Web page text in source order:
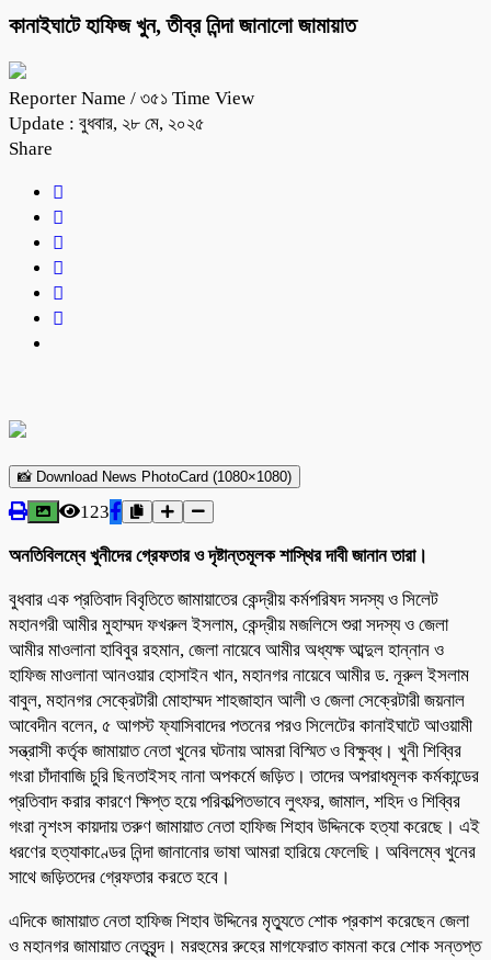
কানাইঘাটে হাফিজ খুন, তীব্র নিন্দা জানালো জামায়াত
Reporter Name / ৩৫১ Time View
Update : বুধবার, ২৮ মে, ২০২৫
Share
📸 Download News PhotoCard (1080×1080)
123
অনতিবিলম্বে খুনীদের গ্রেফতার ও দৃষ্টান্তমূলক শাস্থির দাবী জানান তারা।
বুধবার এক প্রতিবাদ বিবৃতিতে জামায়াতের কেন্দ্রীয় কর্মপরিষদ সদস্য ও সিলেট
মহানগরী আমীর মুহাম্মদ ফখরুল ইসলাম, কেন্দ্রীয় মজলিসে শুরা সদস্য ও জেলা
আমীর মাওলানা হাবিবুর রহমান, জেলা নায়েবে আমীর অধ্যক্ষ আব্দুল হান্নান ও
হাফিজ মাওলানা আনওয়ার হোসাইন খান, মহানগর নায়েবে আমীর ড. নূরুল ইসলাম
বাবুল, মহানগর সেক্রেটারী মোহাম্মদ শাহজাহান আলী ও জেলা সেক্রেটারী জয়নাল
আবেদীন বলেন, ৫ আগস্ট ফ্যাসিবাদের পতনের পরও সিলেটের কানাইঘাটে আওয়ামী
সন্ত্রাসী কর্তৃক জামায়াত নেতা খুনের ঘটনায় আমরা বিস্মিত ও বিক্ষুব্ধ। খুনী শিব্বির
গংরা চাঁদাবাজি চুরি ছিনতাইসহ নানা অপকর্মে জড়িত। তাদের অপরাধমূলক কর্মকান্ডের
প্রতিবাদ করার কারণে ক্ষিপ্ত হয়ে পরিকল্পিতভাবে লুৎফর, জামাল, শহিদ ও শিব্বির
গংরা নৃশংস কায়দায় তরুণ জামায়াত নেতা হাফিজ শিহাব উদ্দিনকে হত্যা করেছে। এই
ধরণের হত্যাকাণ্ডের নিন্দা জানানোর ভাষা আমরা হারিয়ে ফেলেছি। অবিলম্বে খুনের
সাথে জড়িতদের গ্রেফতার করতে হবে।
এদিকে জামায়াত নেতা হাফিজ শিহাব উদ্দিনের মৃত্যুতে শোক প্রকাশ করেছেন জেলা
ও মহানগর জামায়াত নেতৃবৃন্দ। মরহুমের রুহের মাগফেরাত কামনা করে শোক সন্তপ্ত